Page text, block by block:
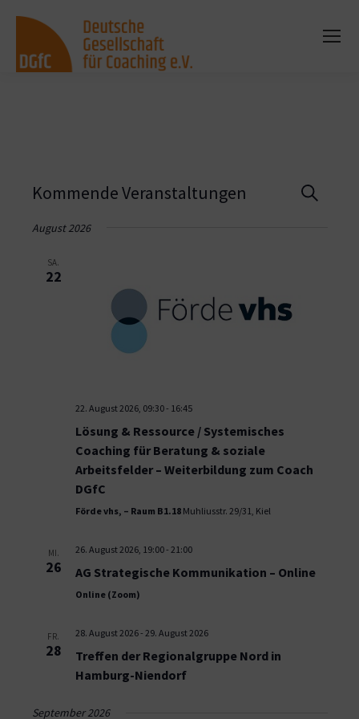
Suche
Kommende Veranstaltungen
August 2026
SA.
22
22. August 2026, 09:30- 16:45
Lösung & Ressource / Systemisches
Coaching für Beratung & soziale
Arbeitsfelder – Weiterbildung zum Coach
DGfC
Förde vhs, – Raum B1.18 Muhliusstr. 29/31, Kiel
MI.
26
26. August 2026, 19:00- 21:00
AG Strategische Kommunikation – Online
Online (Zoom)
FR.
28
28. August 2026- 29. August 2026
Treffen der Regionalgruppe Nord in
Hamburg-Niendorf
September 2026